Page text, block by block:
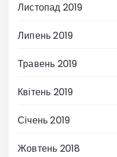
Листопад 2019
Липень 2019
Травень 2019
Квітень 2019
Січень 2019
Жовтень 2018